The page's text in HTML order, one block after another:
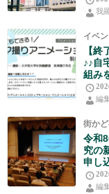
我
イベ
【
♪♪自
組み
編
街か
令和
究の
申し
編